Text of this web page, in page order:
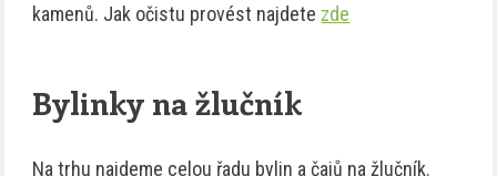
kamenů. Jak očistu provést najdete zde
Bylinky na žlučník
Na trhu najdeme celou řadu bylin a čajů na žlučník.